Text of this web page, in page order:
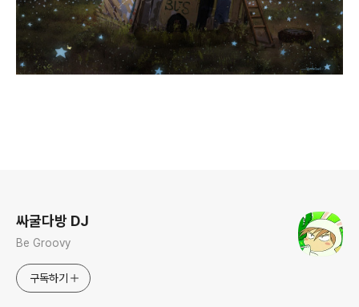
싸굴다방 DJ
Be Groovy
구독하기